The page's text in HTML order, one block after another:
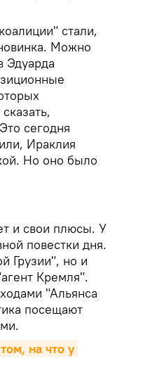
стали,
Можно
Эдуарда
сегодня
Ираклия
Но оно было
и свои плюсы. У
повестки дня.
Грузии", но и
Кремля".
"Альянса
посещают
на что у